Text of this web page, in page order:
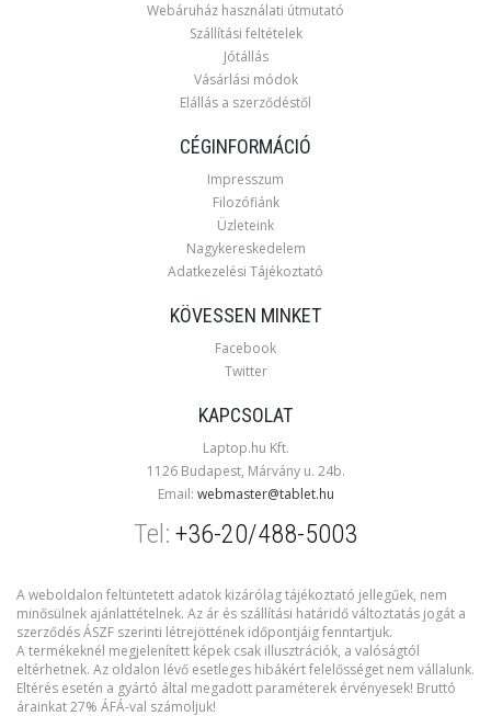
Webáruház használati útmutató
Szállítási feltételek
Jótállás
Vásárlási módok
Elállás a szerződéstől
CÉGINFORMÁCIÓ
Impresszum
Filozófiánk
Üzleteink
Nagykereskedelem
Adatkezelési Tájékoztató
KÖVESSEN MINKET
Facebook
Twitter
KAPCSOLAT
Laptop.hu Kft.
1126 Budapest, Márvány u. 24b.
Email: webmaster@tablet.hu
Tel: +36-20/488-5003
A weboldalon feltüntetett adatok kizárólag tájékoztató jellegűek, nem
minősülnek ajánlattételnek. Az ár és szállítási határidő változtatás jogát a
szerződés ÁSZF szerinti létrejöttének időpontjáig fenntartjuk.
A termékeknél megjelenített képek csak illusztrációk, a valóságtól
eltérhetnek. Az oldalon lévő esetleges hibákért felelősséget nem vállalunk.
Eltérés esetén a gyártó által megadott paraméterek érvényesek! Bruttó
árainkat 27% ÁFÁ-val számoljuk!